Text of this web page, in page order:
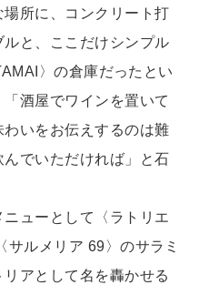
月のあなた
所に、コンクリート打
と、ここだけシンプル
〉の倉庫だったとい
酒屋でワインを置いて
いをお伝えするのは難
でいただければ」と石
ューとして〈ラトリエ
サルメリア 69〉のサラミ
アとして名を轟かせる